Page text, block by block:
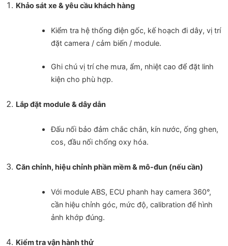
Khảo sát xe & yêu cầu khách hàng
Kiểm tra hệ thống điện gốc, kế hoạch đi dây, vị trí
đặt camera / cảm biến / module.
Ghi chú vị trí che mưa, ẩm, nhiệt cao để đặt linh
kiện cho phù hợp.
Lắp đặt module & dây dẫn
Đấu nối bảo đảm chắc chắn, kín nước, ống ghen,
cos, đầu nối chống oxy hóa.
Căn chỉnh, hiệu chỉnh phần mềm & mô-đun (nếu cần)
Với module ABS, ECU phanh hay camera 360°,
cần hiệu chỉnh góc, mức độ, calibration để hình
ảnh khớp đúng.
Kiểm tra vận hành thử